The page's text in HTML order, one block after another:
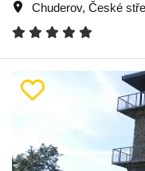
Chuderov, České